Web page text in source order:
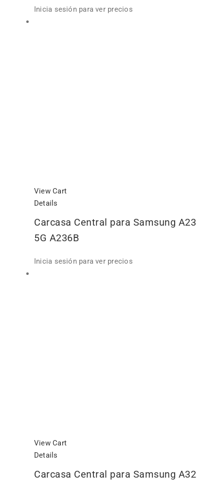
Inicia sesión para ver precios
View Cart
Details
Carcasa Central para Samsung A23
5G A236B
Inicia sesión para ver precios
View Cart
Details
Carcasa Central para Samsung A32